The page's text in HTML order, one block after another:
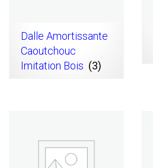
Dalle Amortissante
Caoutchouc
Imitation Bois (3)